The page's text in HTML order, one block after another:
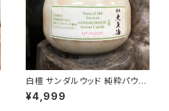
白檀 サンダルウッド 純粋パウダ
ー精油配合 ソイ アロマキャンド
ル
¥4,999